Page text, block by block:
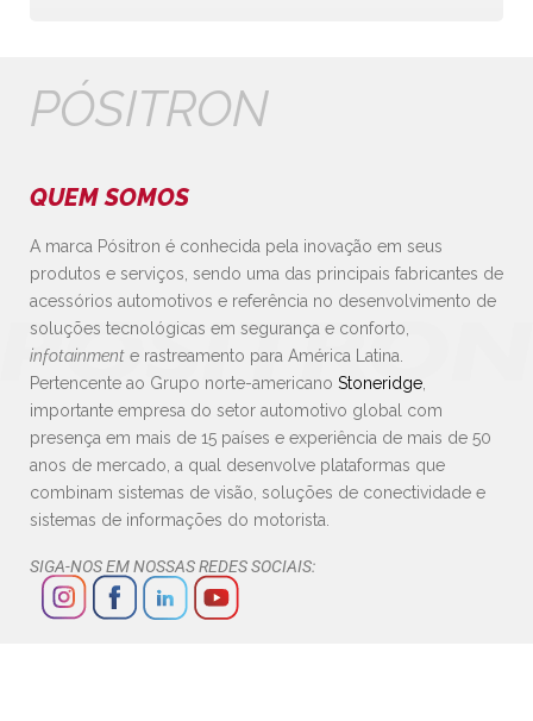
PÓSITRON
QUEM SOMOS
A marca Pósitron é conhecida pela inovação em seus
produtos e serviços, sendo uma das principais fabricantes de
acessórios automotivos e referência no desenvolvimento de
soluções tecnológicas em segurança e conforto,
infotainment e rastreamento para América Latina.
Pertencente ao Grupo norte-americano Stoneridge
importante empresa do setor automotivo global com
presença em mais de 15 países e experiência de mais de 50
anos de mercado, a qual desenvolve plataformas que
combinam sistemas de visão, soluções de conectividade e
sistemas de informações do motorista.
SIGA-NOS EM NOSSAS REDES SOCIAIS: